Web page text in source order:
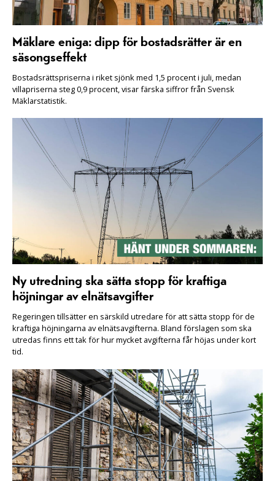
Mäklare eniga: dipp för bostadsrätter är en
säsongseffekt
Bostadsrättspriserna i riket sjönk med 1,5 procent i juli, medan
villapriserna steg 0,9 procent, visar färska siffror från Svensk
Mäklarstatistik.
Ny utredning ska sätta stopp för kraftiga
höjningar av elnätsavgifter
Regeringen tillsätter en särskild utredare för att sätta stopp för de
kraftiga höjningarna av elnätsavgifterna. Bland förslagen som ska
utredas finns ett tak för hur mycket avgifterna får höjas under kort
tid.